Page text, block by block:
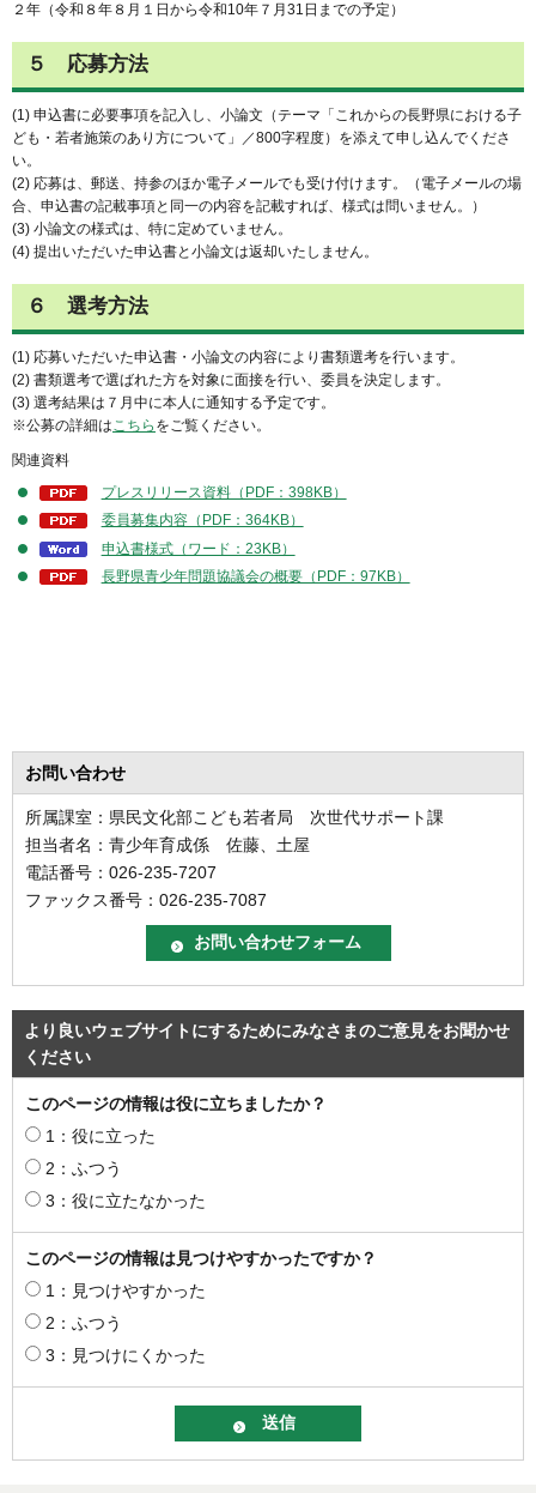
２年（令和８年８月１日から令和10年７月31日までの予定）
５ 応募方法
(1) 申込書に必要事項を記入し、小論文（テーマ「これからの長野県における子
ども・若者施策のあり方について」／800字程度）を添えて申し込んでくださ
い。
(2) 応募は、郵送、持参のほか電子メールでも受け付けます。（電子メールの場
合、申込書の記載事項と同一の内容を記載すれば、様式は問いません。）
(3) 小論文の様式は、特に定めていません。
(4) 提出いただいた申込書と小論文は返却いたしません。
６ 選考方法
(1) 応募いただいた申込書・小論文の内容により書類選考を行います。
(2) 書類選考で選ばれた方を対象に面接を行い、委員を決定します。
(3) 選考結果は７月中に本人に通知する予定です。
※公募の詳細は こちら をご覧ください。
関連資料
プレスリリース資料（PDF：398KB）
委員募集内容（PDF：364KB）
申込書様式（ワード：23KB）
長野県青少年問題協議会の概要（PDF：97KB）
お問い合わせ
所属課室：県民文化部こども若者局 次世代サポート課
担当者名：青少年育成係 佐藤、土屋
電話番号：026-235-7207
ファックス番号：026-235-7087
より良いウェブサイトにするためにみなさまのご意見をお聞かせ
ください
このページの情報は役に立ちましたか？
1：役に立った
2：ふつう
3：役に立たなかった
このページの情報は見つけやすかったですか？
1：見つけやすかった
2：ふつう
3：見つけにくかった